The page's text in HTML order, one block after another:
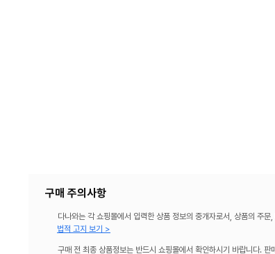
구매 주의사항
다나와는 각 쇼핑몰에서 입력한 상품 정보의 중개자로서, 상품의 주
법적 고지 보기 >
구매 전 최종 상품정보는 반드시 쇼핑몰에서 확인하시기 바랍니다. 판